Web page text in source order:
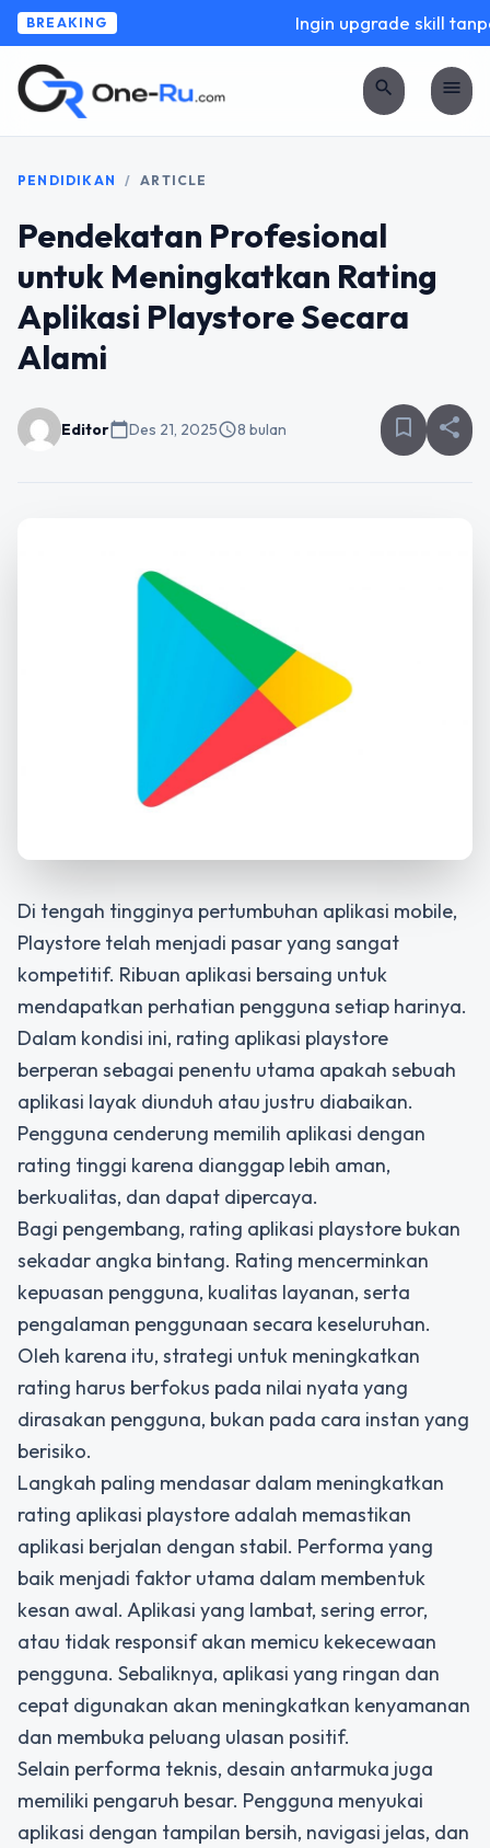
BREAKING Ingin upgrade skill
search menu
PENDIDIKAN / ARTICLE
Pendekatan Profesional
untuk Meningkatkan Rating
Aplikasi Playstore Secara
Alami
Editorcalendar_todayDes 21, 2025schedule8 bulan bookmark_border share
Di tengah tingginya pertumbuhan aplikasi mobile,
Playstore telah menjadi pasar yang sangat
kompetitif. Ribuan aplikasi bersaing untuk
mendapatkan perhatian pengguna setiap harinya.
Dalam kondisi ini, rating aplikasi playstore
berperan sebagai penentu utama apakah sebuah
aplikasi layak diunduh atau justru diabaikan.
Pengguna cenderung memilih aplikasi dengan
rating tinggi karena dianggap lebih aman,
berkualitas, dan dapat dipercaya.
Bagi pengembang, rating aplikasi playstore bukan
sekadar angka bintang. Rating mencerminkan
kepuasan pengguna, kualitas layanan, serta
pengalaman penggunaan secara keseluruhan.
Oleh karena itu, strategi untuk meningkatkan
rating harus berfokus pada nilai nyata yang
dirasakan pengguna, bukan pada cara instan yang
berisiko.
Langkah paling mendasar dalam meningkatkan
rating aplikasi playstore adalah memastikan
aplikasi berjalan dengan stabil. Performa yang
baik menjadi faktor utama dalam membentuk
kesan awal. Aplikasi yang lambat, sering error,
atau tidak responsif akan memicu kekecewaan
pengguna. Sebaliknya, aplikasi yang ringan dan
cepat digunakan akan meningkatkan kenyamanan
dan membuka peluang ulasan positif.
Selain performa teknis, desain antarmuka juga
memiliki pengaruh besar. Pengguna menyukai
aplikasi dengan tampilan bersih, navigasi jelas, dan